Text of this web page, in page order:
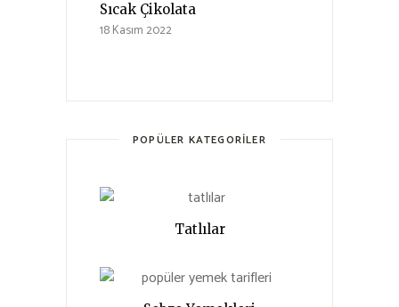
Sıcak Çikolata
18 Kasım 2022
POPÜLER KATEGORILER
Tatlılar